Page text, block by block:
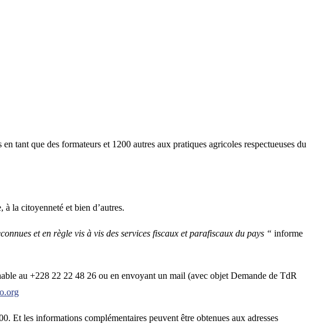
tant que des formateurs et 1200 autres aux pratiques agricoles respectueuses du
la citoyenneté et bien d’autres.
et en règle vis à vis des services fiscaux et parafiscaux du pays “ informe
au +228 22 22 48 26 ou en envoyant un mail (avec objet Demande de TdR
Et les informations complémentaires peuvent être obtenues aux adresses